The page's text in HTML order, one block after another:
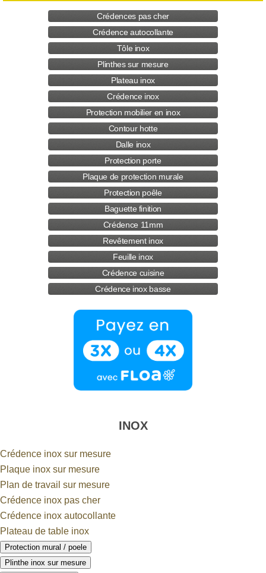
Crédences pas cher
Crédence autocollante
Tôle inox
Plinthes sur mesure
Plateau inox
Crédence inox
Protection mobilier en inox
Contour hotte
Dalle inox
Protection porte
Plaque de protection murale
Protection poêle
Baguette finition
Crédence 11mm
Revêtement inox
Feuille inox
Crédence cuisine
Crédence inox basse
INOX
Crédence inox sur mesure
Plaque inox sur mesure
Plan de travail sur mesure
Crédence inox pas cher
Crédence inox autocollante
Plateau de table inox
Protection mural / poele
Plinthe inox sur mesure